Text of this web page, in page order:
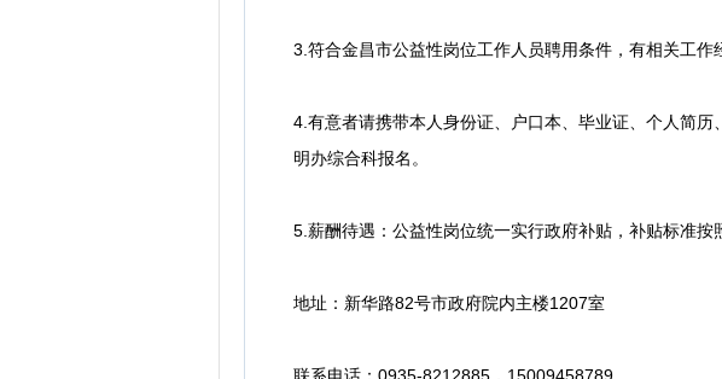
3.符合金昌市公益性岗位工作人员聘用条件，有相关工作
4.有意者请携带本人身份证、户口本、毕业证、个人简
明办综合科报名。
5.薪酬待遇：公益性岗位统一实行政府补贴，补贴标准按
地址：新华路82号市政府院内主楼1207室